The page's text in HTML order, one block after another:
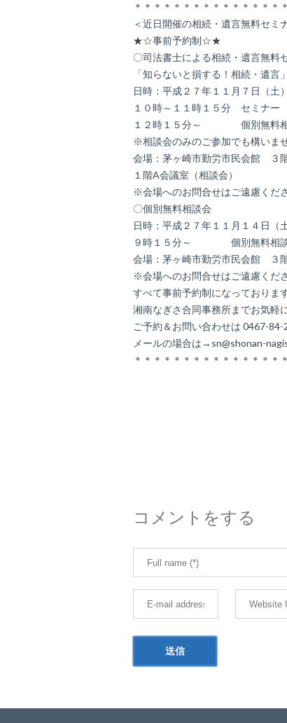
＊＊＊＊＊＊＊＊＊＊＊＊＊＊＊
＜近日開催の相続・遺言無料セミ
★☆事前予約制☆★
〇司法書士による相続・遺言無料
「知らないと損する！相続・遺言
日時：平成２７年１１月７日（土）
１０時～１１時１５分 セミナー
１２時１５分～ 個別無料相
※相談会のみのご参加でも構いませ
会場：茅ヶ崎市勤労市民会館 ３
１階A会議室（相談会）
※会場へのお問合せはご遠慮くださ
〇個別無料相談会
日時：平成２７年１１月１４日（土
９時１５分～ 個別無料相談
会場：茅ヶ崎市勤労市民会館 ３
※会場へのお問合せはご遠慮くださ
すべて事前予約制になっております
湘南なぎさ合同事務所までお気軽
ご予約＆お問い合わせは 0467-84-
メールの場合は→sn@shonan-
＊＊＊＊＊＊＊＊＊＊＊＊＊＊＊
コメントをする